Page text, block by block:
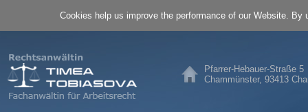
Cookies help us improve the performance of our Website.
Pfarrer-Hebauer-Straße 5
Chammünster, 93413